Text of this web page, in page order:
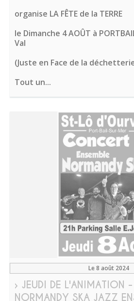
organise LA FÊTE de la TERRE
le Dimanche 4 AOÛT à
Val
(Juste en Face de la
Tout un...
Le 8 août 2024
› JEUDI DE L'ANIMATION
NORMANDY SKA JAZZ